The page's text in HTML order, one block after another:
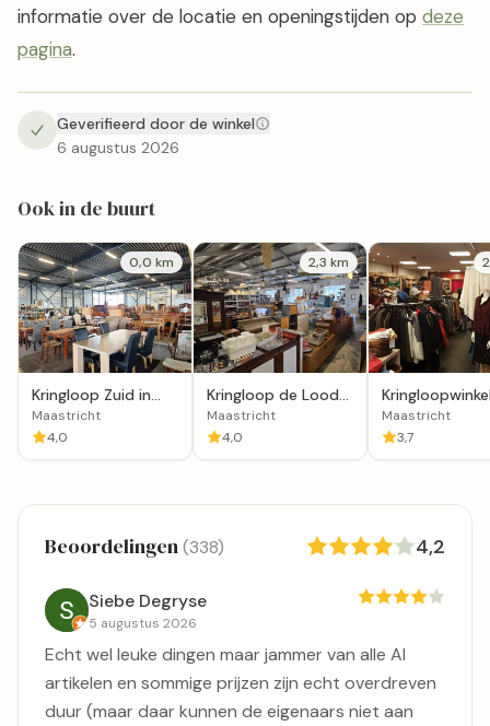
informatie over de locatie en openingstijden op deze
pagina.
Geverifieerd door de winkel
6 augustus 2026
Ook in de buurt
0,0 km
Kringloop Zuid in
Maastricht
Maastricht
4,0
2,3 km
Kringloop de Loods
in Maastricht
Maastricht
4,0
Terre des
Maastricht
Maastricht
3,7
Beoordelingen(338) 4,2
Siebe Degryse
5 augustus 2026
Echt wel leuke dingen maar jammer van alle AI
artikelen en sommige prijzen zijn echt overdreven
duur (maar daar kunnen de eigenaars niet aan